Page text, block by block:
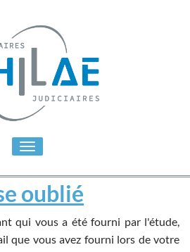
Toggle
oublié
qui vous a été fourni par l'étude,
que vous avez fourni lors de votre